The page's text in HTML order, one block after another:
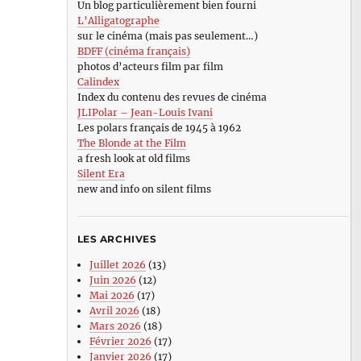
Un blog particulièrement bien fourni
L’Alligatographe
sur le cinéma (mais pas seulement…)
BDFF (cinéma français)
photos d’acteurs film par film
Calindex
Index du contenu des revues de cinéma
JLIPolar – Jean-Louis Ivani
Les polars français de 1945 à 1962
The Blonde at the Film
a fresh look at old films
Silent Era
new and info on silent films
LES ARCHIVES
Juillet 2026 (13)
Juin 2026 (12)
Mai 2026 (17)
Avril 2026 (18)
Mars 2026 (18)
Février 2026 (17)
Janvier 2026 (17)